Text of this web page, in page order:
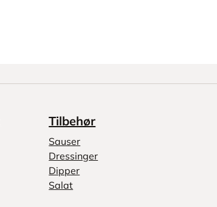
Tilbehør
Sauser
Dressinger
Dipper
Salat